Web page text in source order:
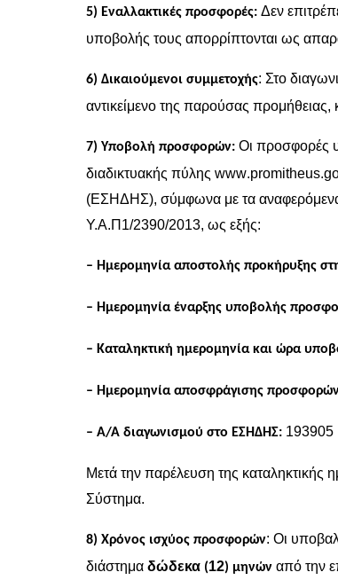
5) Εναλλακτικές προσφορές: Δεν
υποβολής τους απορρίπτονται ως
6) Δικαιούμενοι συμμετοχής: Στο
αντικείμενο της παρούσας
7) Υποβολή προσφορών: Οι προσφορές
διαδικτυακής πύλης www.promitheus.
(ΕΣΗΔΗΣ), σύμφωνα με τα αναφερόμενα
Υ.Α.Π1/2390/2013, ως εξής:
– Ημερομηνία αποστολής προκήρυξης
– Ημερομηνία έναρξης υποβολής
– Καταληκτική ημερομηνία και ώρα
– Ημερομηνία αποσφράγισης
– Α/Α διαγωνισμού στο ΕΣΗΔΗΣ: 193905
Μετά την παρέλευση της
Σύστημα.
8) Χρόνος ισχύος προσφορών: Οι
διάστημα δώδεκα (12) μηνών από την